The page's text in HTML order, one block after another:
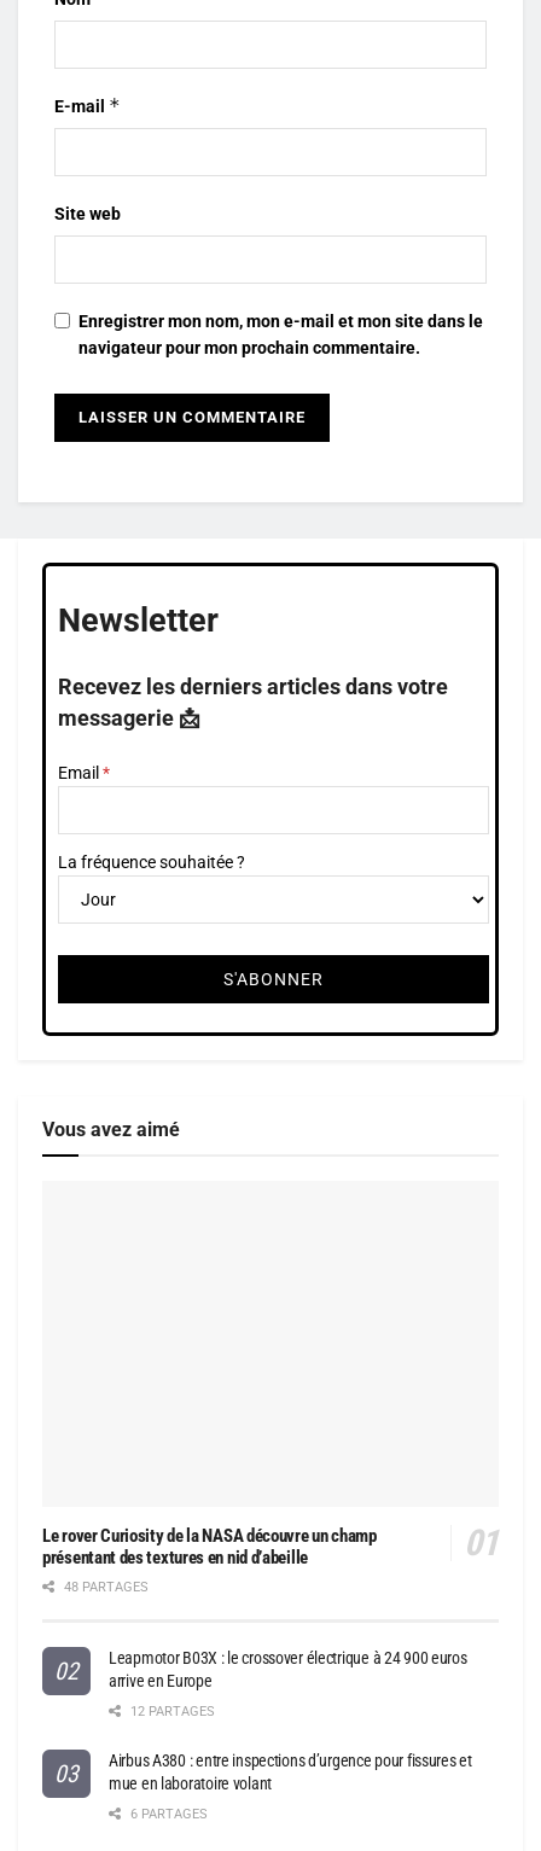
E-mail *
Site web
Enregistrer mon nom, mon e-mail et mon site dans le
navigateur pour mon prochain commentaire.
Newsletter
Recevez les derniers articles dans votre
messagerie 📩
Email
La fréquence souhaitée ?
Vous avez aimé
Le rover Curiosity de la NASA découvre un champ
présentant des textures en nid d’abeille
48 PARTAGES
Leapmotor B03X : le crossover électrique à 24 900 euros
arrive en Europe
12 PARTAGES
Airbus A380 : entre inspections d’urgence pour fissures et
mue en laboratoire volant
6 PARTAGES